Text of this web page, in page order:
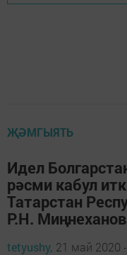
ҖӘМГЫЯТЬ
Идел
рәсми кабул
Татарстан
Р.Н.
tetyushy, 21 май 2020